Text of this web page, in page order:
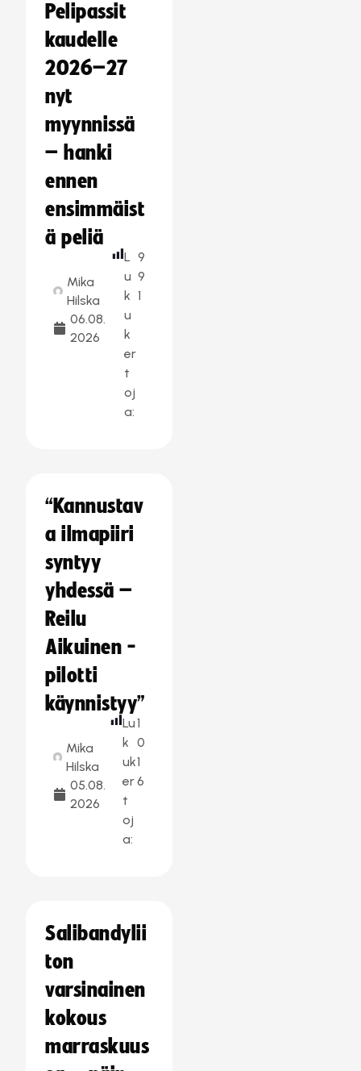
Pelipassit
kaudelle
2026–27
nyt
myynnissä
– hanki
ennen
ensimmäist
ä peliä
Mika
Hilska
06.08.
2026
L
u
k
u
k
er
t
oj
a:
9
9
1
“Kannustav
a ilmapiiri
syntyy
yhdessä –
Reilu
Aikuinen -
pilotti
käynnistyy”
Mika
Hilska
05.08.
2026
Lu
k
uk
er
t
oj
a:
1
0
1
6
Salibandylii
ton
varsinainen
kokous
marraskuus